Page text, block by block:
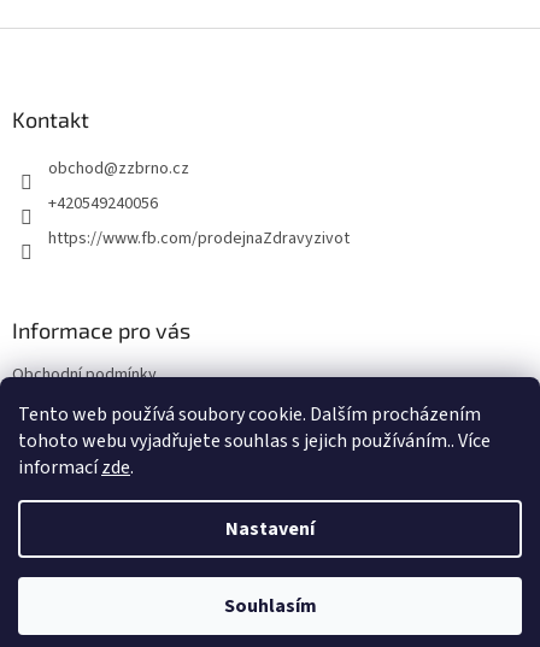
Tento web používá soubory cookie. Dalším procházením
tohoto webu vyjadřujete souhlas s jejich používáním.. Více
informacízde.
Nastavení
Souhlasím
Kontakt
obchod@zzbrno.cz
+420549240056
https://www.fb.com/prodejnaZdravyzivot
Informace pro vás
Obchodní podmínky
Podmínky ochrany osobních údajů
Copyright 2026E-shop Zdravý život. Všechna práva vyhrazena.